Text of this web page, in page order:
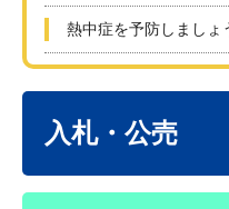
熱中症を予防しましょ
入札・公売